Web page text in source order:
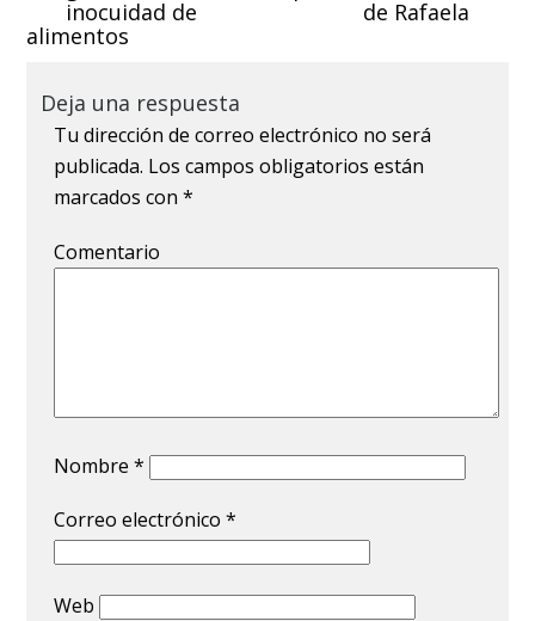
inocuidad de
alimentos
de Rafaela
Deja una respuesta
Tu dirección de correo electrónico no será
publicada. Los campos obligatorios están
marcados con*
Comentario
Nombre*
Correo electrónico*
Web